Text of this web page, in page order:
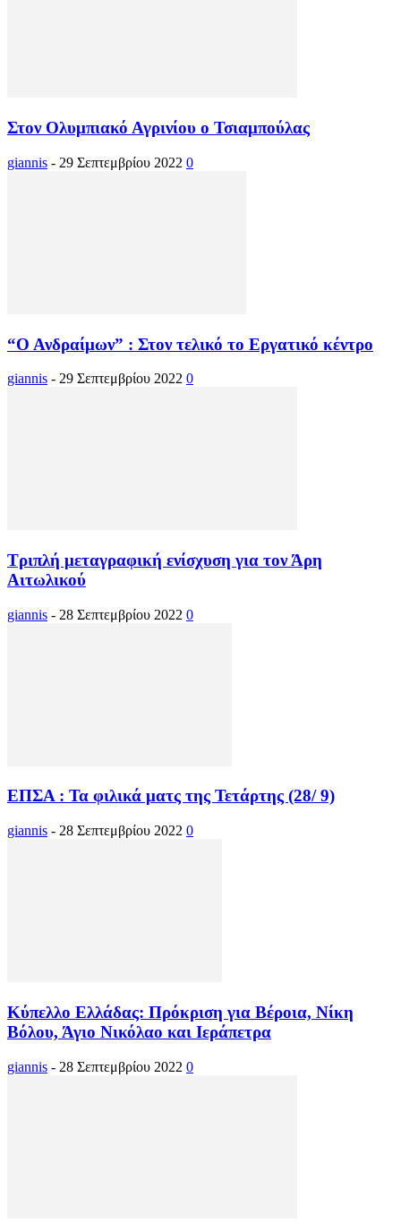
Στον Ολυμπιακό Αγρινίου ο Τσιαμπούλας
giannis - 29 Σεπτεμβρίου 2022 0
“Ο Ανδραίμων” : Στον τελικό το Εργατικό κέντρο
giannis - 29 Σεπτεμβρίου 2022 0
Τριπλή μεταγραφική ενίσχυση για τον Άρη
Αιτωλικού
giannis - 28 Σεπτεμβρίου 2022 0
ΕΠΣΑ : Τα φιλικά ματς της Τετάρτης (28/ 9)
giannis - 28 Σεπτεμβρίου 2022 0
Κύπελλο Ελλάδας: Πρόκριση για Βέροια, Νίκη
Βόλου, Άγιο Νικόλαο και Ιεράπετρα
giannis - 28 Σεπτεμβρίου 2022 0